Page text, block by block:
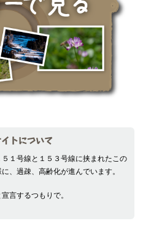
トについて
１号線と１５３号線に挟まれたこの
、過疎、高齢化が進んでいます。
言するつもりで。